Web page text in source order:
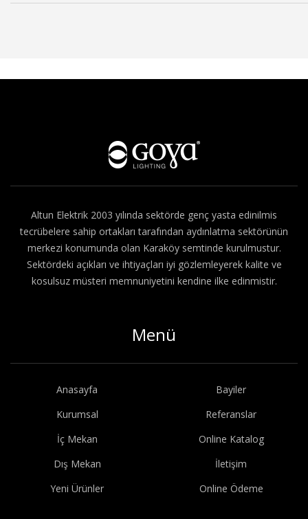
Altun Elektrik 2003 yılında sektörde genç yasta edinilmis
tecrübelere sahip ortakları tarafından aydınlatma sektörünün
merkezi konumunda olan Karaköy semtinde kurulmustur.
Sektördeki açıkları ve ihtiyaçları iyi gözlemleyerek kalite ve
kosulsuz müsteri memnuniyetini kendine ilke edinmistir.
Menü
Anasayfa
Kurumsal
İç Mekan
Dış Mekan
Yeni Ürünler
Bayiler
Referanslar
Online Katalog
İletişim
Online Ödeme